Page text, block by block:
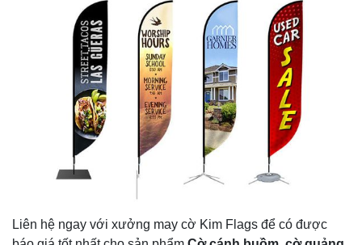
Liên hệ ngay với xưởng may cờ Kim Flags để có được